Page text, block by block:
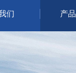
们 产